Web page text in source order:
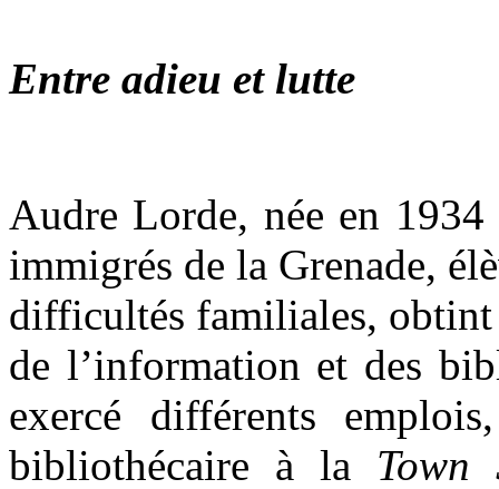
Entre adieu et lutte
Audre Lorde, née en
immigrés de la Grenade,
difficultés familiales, obtint
de l’information et des
exercé différents
bibliothécaire à la